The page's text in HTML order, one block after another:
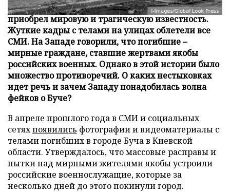
Год назад городок Буча к северо-западу от Киева
приобрел мировую и трагическую известность.
Жуткие кадры с телами на улицах облетели все
СМИ. На Западе говорили, что погибшие –
мирные граждане, ставшие жертвами якобы
российских военных. Однако в этой истории было
множество противоречий. О каких нестыковках
идет речь и зачем Западу понадобилась волна
фейков о Буче?
В апреле прошлого года в СМИ и социальных
сетяхпоявились фотографии и видеоматериалы с
телами погибших в городе Буча в Киевской
области. Утверждалось, что массовые расправы и
пытки над мирными жителями якобы устроили
российские военнослужащие, которые за
несколько дней до этого покинули город.